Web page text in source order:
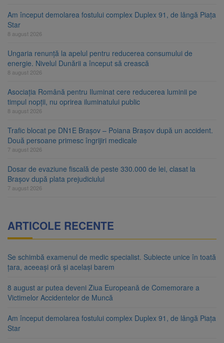
Am început demolarea fostului complex Duplex 91, de lângă Piața
Star
8 august 2026
Ungaria renunță la apelul pentru reducerea consumului de
energie. Nivelul Dunării a început să crească
8 august 2026
Asociația Română pentru Iluminat cere reducerea luminii pe
timpul nopții, nu oprirea iluminatului public
8 august 2026
Trafic blocat pe DN1E Brașov – Poiana Brașov după un accident.
Două persoane primesc îngrijiri medicale
7 august 2026
Dosar de evaziune fiscală de peste 330.000 de lei, clasat la
Brașov după plata prejudiciului
7 august 2026
ARTICOLE RECENTE
Se schimbă examenul de medic specialist. Subiecte unice în toată
țara, aceeași oră și același barem
8 august ar putea deveni Ziua Europeană de Comemorare a
Victimelor Accidentelor de Muncă
Am început demolarea fostului complex Duplex 91, de lângă Piața
Star